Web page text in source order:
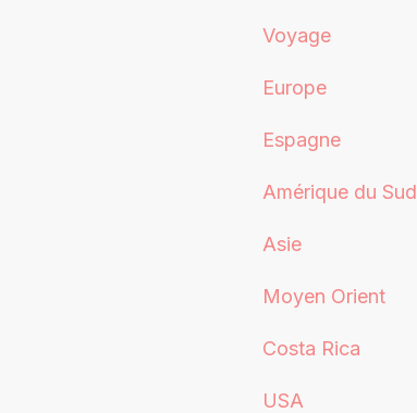
Voyage
Europe
Espagne
Amérique du Sud
Asie
Moyen Orient
Costa Rica
USA